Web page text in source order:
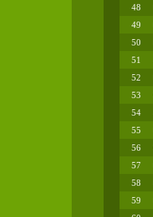
48
49
50
51
52
53
54
55
56
57
58
59